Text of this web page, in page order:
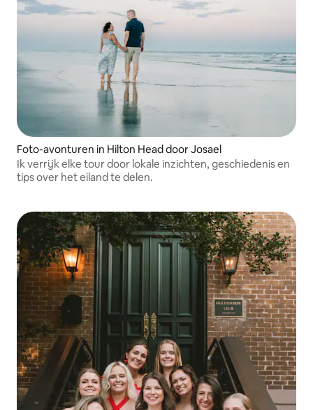
Foto-avonturen in Hilton Head door Josael
Ik verrijk elke tour door lokale inzichten, geschiedenis en
tips over het eiland te delen.